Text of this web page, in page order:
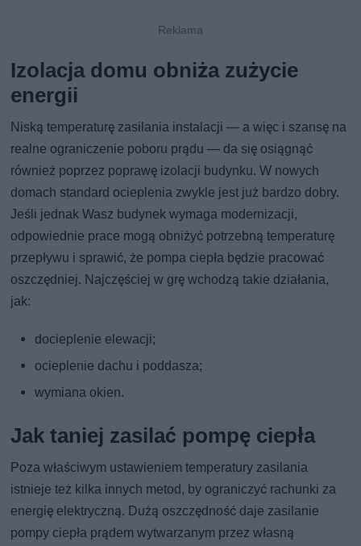
Izolacja domu obniża zużycie
energii
Niską temperaturę zasilania instalacji — a więc i szansę na
realne ograniczenie poboru prądu — da się osiągnąć
również poprzez poprawę izolacji budynku. W nowych
domach standard ocieplenia zwykle jest już bardzo dobry.
Jeśli jednak Wasz budynek wymaga modernizacji,
odpowiednie prace mogą obniżyć potrzebną temperaturę
przepływu i sprawić, że pompa ciepła będzie pracować
oszczędniej. Najczęściej w grę wchodzą takie działania,
jak:
docieplenie elewacji;
ocieplenie dachu i poddasza;
wymiana okien.
Jak taniej zasilać pompę ciepła
Poza właściwym ustawieniem temperatury zasilania
istnieje też kilka innych metod, by ograniczyć rachunki za
energię elektryczną. Dużą oszczędność daje zasilanie
pompy ciepła prądem wytwarzanym przez własną